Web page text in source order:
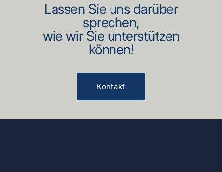
Lassen Sie uns darüber
sprechen,
wie wir Sie unterstützen
können!
Kontakt